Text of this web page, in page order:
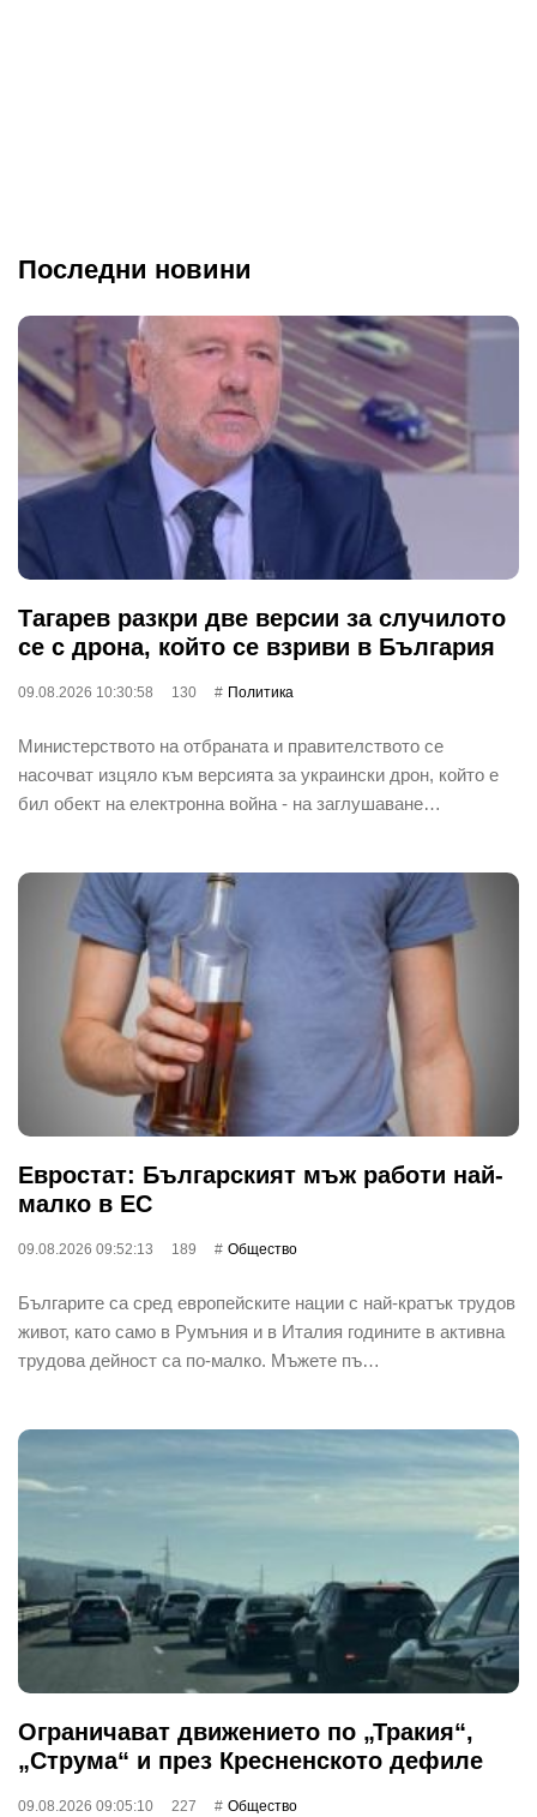
Последни новини
Тагарев разкри две версии за случилото
се с дрона, който се взриви в България
09.08.2026 10:30:58 130 Политика
Министерството на отбраната и правителството се
насочват изцяло към версията за украински дрон, който е
бил обект на електронна война - на заглушаване…
Евростат: Българският мъж работи най-
малко в ЕС
09.08.2026 09:52:13 189 Общество
Българите са сред европейските нации с най-кратък трудов
живот, като само в Румъния и в Италия годините в активна
трудова дейност са по-малко. Мъжете пъ…
Ограничават движението по „Тракия“,
„Струма“ и през Кресненското дефиле
09.08.2026 09:05:10 227 Общество